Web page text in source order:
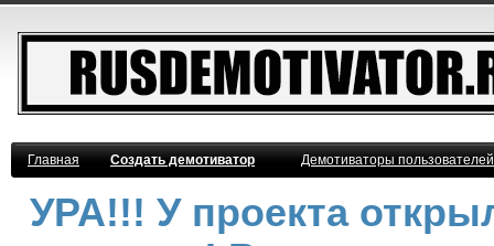
Главная Создать демотиватор Демотиваторы
УРА!!! У проекта